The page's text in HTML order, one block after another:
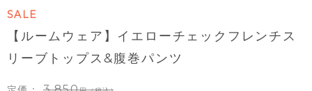
SALE
【ルームウェア】イエローチェックフレンチス
リーブトップス&腹巻パンツ